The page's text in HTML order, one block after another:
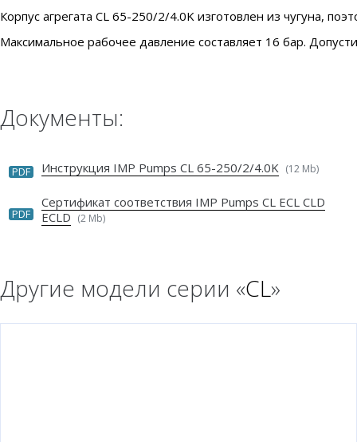
Корпус агрегата CL 65-250/2/4.0K изготовлен из чугуна,
Максимальное рабочее давление составляет 16 бар.
Документы:
PDF Инструкция IMP Pumps CL 65-250/2/4.0K (12 Mb)
PDF
Сертификат соответствия IMP Pumps CL ECL CLD
ECLD (2 Mb)
Другие модели серии «CL»